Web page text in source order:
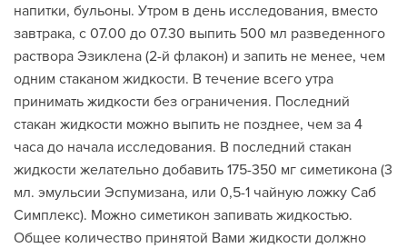
напитки, бульоны. Утром в день исследования, вместо
завтрака, с 07.00 до 07.30 выпить 500 мл разведенного
раствора Эзиклена (2-й флакон) и запить не менее, чем
одним стаканом жидкости. В течение всего утра
принимать жидкости без ограничения. Последний
стакан жидкости можно выпить не позднее, чем за 4
часа до начала исследования. В последний стакан
жидкости желательно добавить 175-350 мг симетикона (3
мл. эмульсии Эспумизана, или 0,5-1 чайную ложку Саб
Симплекс). Можно симетикон запивать жидкостью.
Общее количество принятой Вами жидкости должно